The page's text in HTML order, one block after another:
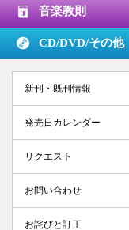
音楽教則
CD/DVD/その他
新刊・既刊情報
発売日カレンダー
リクエスト
お問い合わせ
お詫びと訂正